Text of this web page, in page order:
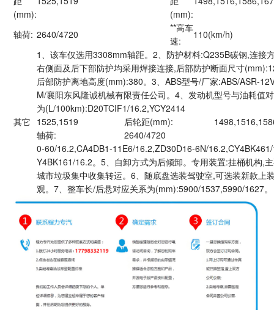
(mm):
(mm):
轴荷: 2640/4720
**高车
速:
110(km/h)
其它
1、该车仅选用3308mm轴距。2、防护材料:Q235B碳钢,连接
右侧面及后下部防护均采用焊接连接,后部防护断面尺寸
后部防护离地高度(mm):380。3、ABS型号/厂家:ABS/ASR-
M/襄阳东风隆诚机械有限责任公司。4、发动机型号与油耗值
为(L/100km):D20TCIF1/16.2,YCY2414
1525,1519
后轮距(mm):
轴荷:
2640/4720
0-60/16.2,CA4DB1-11E6/16.2,ZD30D16-6N/
Y4BK161/16.2。5、自卸方式为后倾卸。专用装置:挂桶机构,
城市垃圾集中收集转运。6、随底盘选装驾驶室,可选装新款上
观。7、整车长/后悬对应关系为(mm):5900/1537,5990/1627。